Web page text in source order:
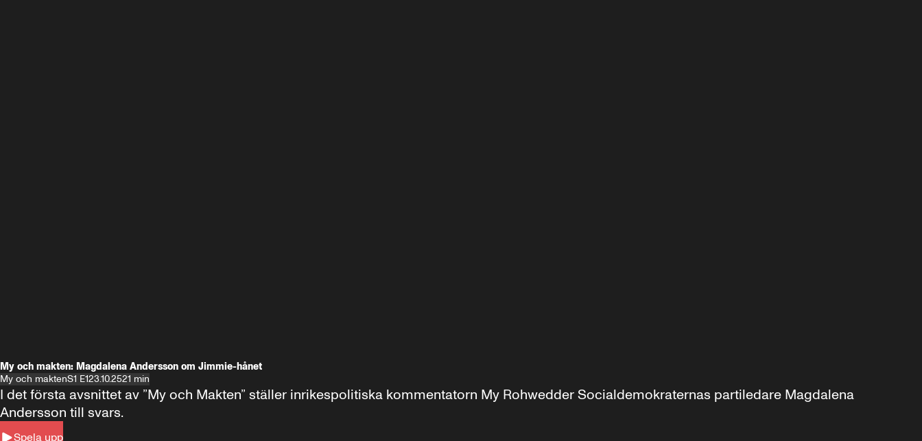
My och makten: Magdalena Andersson om Jimmie-hånet
My och maktenS1 E123.10.2521 min
Spela upp
I det första avsnittet av ”My och Makten” ställer inrikespolitiska kommentatorn My Rohwedder Socialdemokraternas partiledare Magdalena
Andersson till svars.